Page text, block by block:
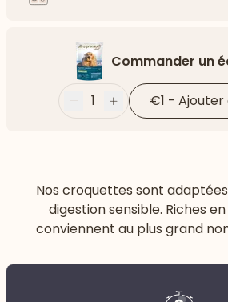
Commander un
Moins
1 Plus €1 - Ajouter
Nos croquettes sont
digestion sensible. Riches
conviennent au plus grand